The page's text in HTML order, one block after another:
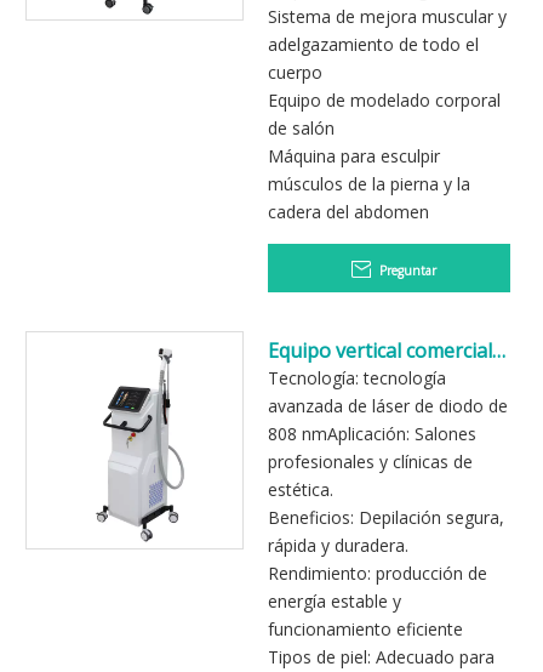
Sistema de mejora muscular y
adelgazamiento de todo el
cuerpo
Equipo de modelado corporal
de salón
Máquina para esculpir
músculos de la pierna y la
cadera del abdomen
Preguntar
Equipo vertical comercial
del retiro del pelo del laser
del diodo 808nm
Tecnología: tecnología
avanzada de láser de diodo de
808 nmAplicación: Salones
profesionales y clínicas de
estética.
Beneficios: Depilación segura,
rápida y duradera.
Rendimiento: producción de
energía estable y
funcionamiento eficiente
Tipos de piel: Adecuado para